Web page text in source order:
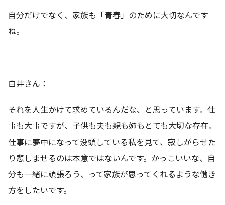
自分だけでなく、家族も「青春」のために大切なんです
ね。
白井さん：
それを人生かけて求めているんだな、と思っています。仕
事も大事ですが、子供も夫も親も姉もとても大切な存在。
仕事に夢中になって没頭している私を見て、寂しがらせた
り悲しませるのは本意ではないんです。かっこいいな、自
分も一緒に頑張ろう、って家族が思ってくれるような働き
方をしたいです。